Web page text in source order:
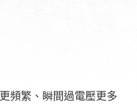
頻繁、瞬間過電壓更多